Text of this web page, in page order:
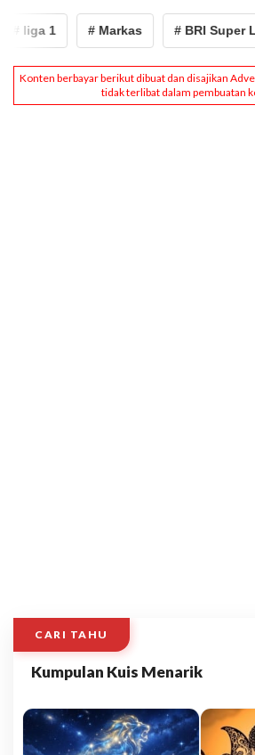
# liga 1 # Markas # BRI Super
CARI TAHU
Kumpulan Kuis Menarik